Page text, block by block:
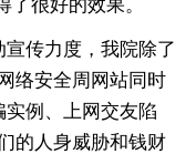
了很好的效果。
传力度，我院除了
络安全周网站同时
例、上网交友陷
的人身威胁和钱财